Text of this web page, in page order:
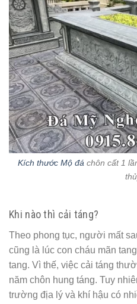
Kích thước Mộ đáchôn cất 1
Khi nào thì cải táng?
Theo phong tục, người mất
cũng là lúc con cháu mãn
tang. Vì thế, việc cải táng
năm chôn hung táng. Tuy
trường địa lý và khí hậu có